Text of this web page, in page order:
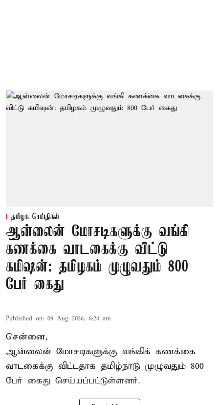
தமிழக செய்திகள்
ஆன்லைன் மோசடிகளுக்கு வங்கி
கணக்கை வாடகைக்கு விட்டு
கமிஷன்: தமிழகம் முழுவதும் 800
பேர் கைது
Published on: 09 Aug 2026, 8:24 am
சென்னை,
ஆன்லைன் மோசடிகளுக்கு வங்கிக் கணக்கை
வாடகைக்கு விட்டதாக தமிழ்நாடு முழுவதும் 800
பேர் கைது செய்யப்பட்டுள்ளனர்.